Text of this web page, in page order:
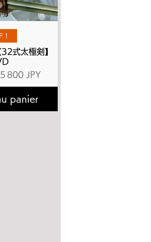
式太極剣】
Prix promotionnel
5 800 JPY
panier